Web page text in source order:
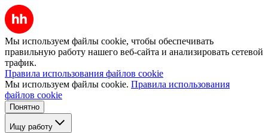
Мы используем файлы cookie, чтобы обеспечивать
правильную работу нашего веб-сайта и анализировать сетевой
трафик.
Правила использования файлов cookie
Мы используем файлы cookie. Правила использования
файлов cookie
Понятно
Ищу работу